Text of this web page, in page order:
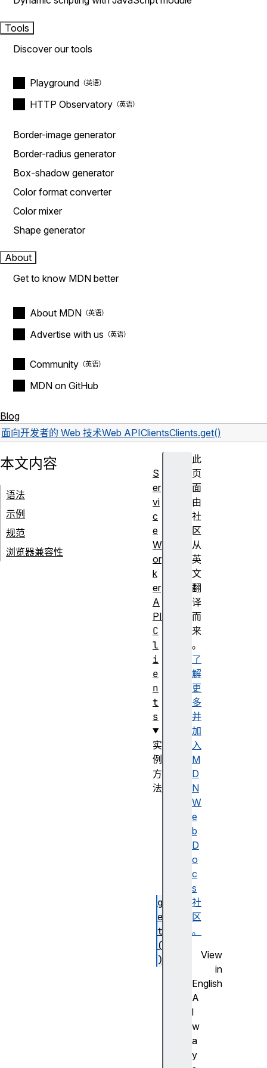
Tools
Discover our tools
Playground
HTTP Observatory
Border-image generator
Border-radius generator
Box-shadow generator
Color format converter
Color mixer
Shape generator
About
Get to know MDN better
About MDN
Advertise with us
Community
MDN on GitHub
Blog
面向开发者的 Web 技术Web APIClientsClients.get()
此
页
面
由
社
区
从
英
文
翻
译
而
来
。
了
解
更
多
并
加
入
M
D
N
W
e
b
D
o
c
s
社
区
。
View
in
English
A
l
w
a
y
本文内容
语法
示例
规范
浏览器兼容性
S
er
vi
c
e
W
or
k
er
A
PI
C
l
i
e
n
t
s
实
例
方
法
g
e
t
(
)